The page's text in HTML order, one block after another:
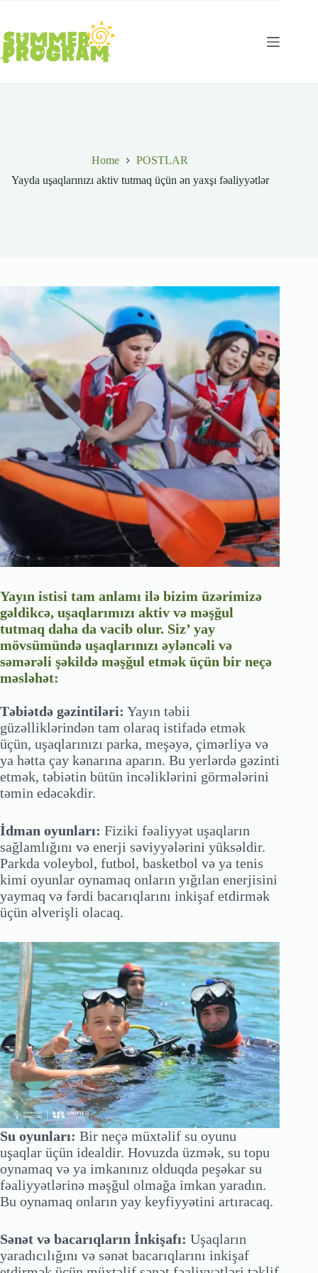
content
Home
POSTLAR
Yayda uşaqlarınızı aktiv tutmaq üçün ən yaxşı fəaliyyətlər
Yayın istisi tam anlamı ilə bizim üzərimizə
gəldikcə, uşaqlarımızı aktiv və məşğul
tutmaq daha da vacib olur. Siz’ yay
mövsümündə uşaqlarınızı əyləncəli və
səmərəli şəkildə məşğul etmək üçün bir neçə
məsləhət:
Təbiətdə gəzintiləri: Yayın təbii
güzəlliklərindən tam olaraq istifadə etmək
üçün, uşaqlarınızı parka, meşəyə, çimərliyə və
ya hətta çay kənarına aparın. Bu yerlərdə gəzinti
etmək, təbiətin bütün incəliklərini görmələrini
təmin edəcəkdir.
İdman oyunları: Fiziki fəaliyyət uşaqların
sağlamlığını və enerji səviyyələrini yüksəldir.
Parkda voleybol, futbol, basketbol və ya tenis
kimi oyunlar oynamaq onların yığılan enerjisini
yaymaq və fərdi bacarıqlarını inkişaf etdirmək
üçün əlverişli olacaq.
Su oyunları: Bir neçə müxtəlif su oyunu
uşaqlar üçün idealdir. Hovuzda üzmək, su topu
oynamaq və ya imkanınız olduqda peşəkar su
fəaliyyətlərinə məşğul olmağa imkan yaradın.
Bu oynamaq onların yay keyfiyyətini artıracaq.
Sənət və bacarıqların İnkişafı: Uşaqların
yaradıcılığını və sənət bacarıqlarını inkişaf